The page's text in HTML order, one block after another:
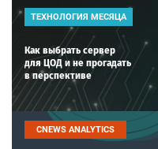
ТЕХНОЛОГИЯ МЕСЯЦА
Как выбрать сервер
для ЦОД и не прогадать
в перспективе
CNEWS ANALYTICS